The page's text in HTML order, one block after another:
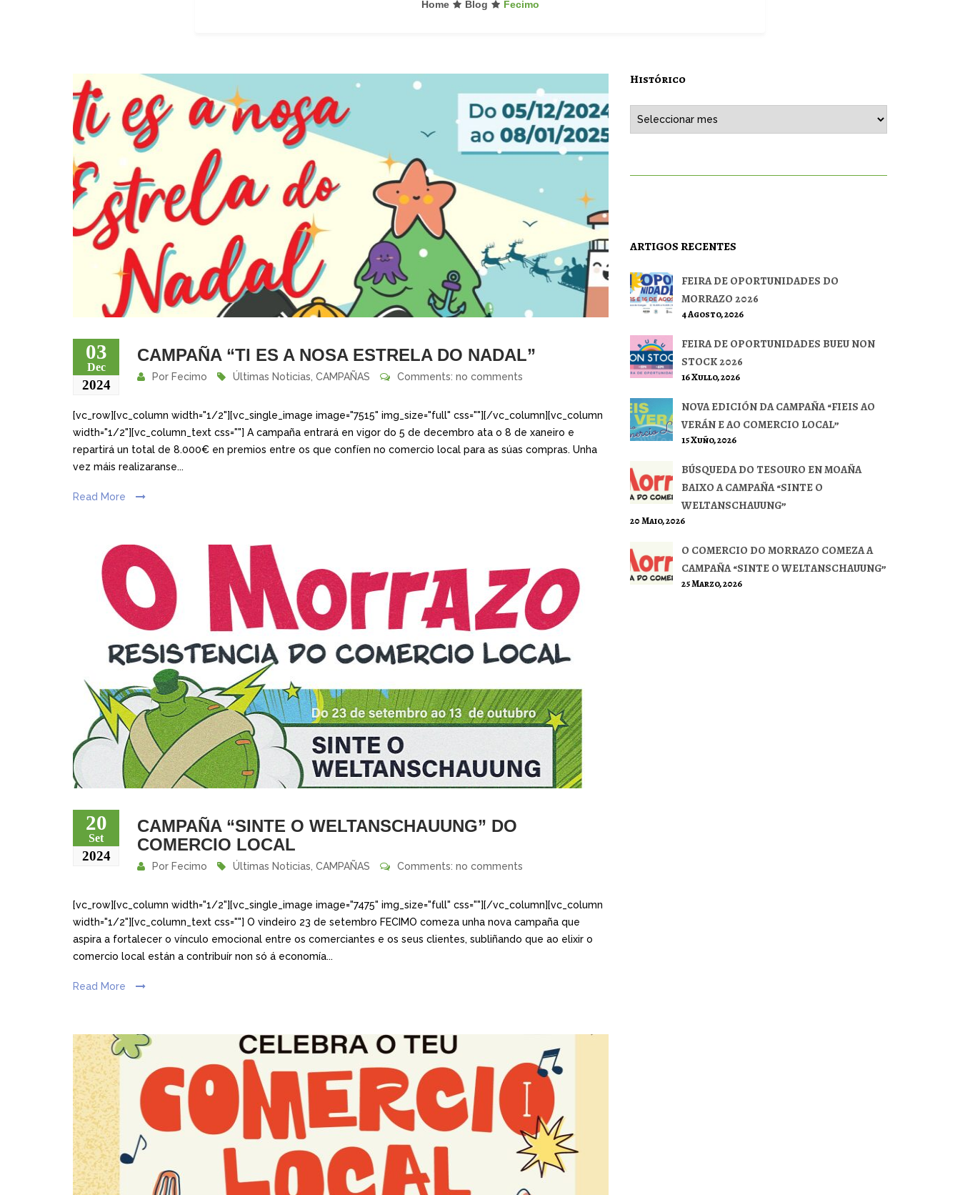
Home Blog Fecimo
03
Dec
2024
CAMPAÑA “TI ES A NOSA ESTRELA DO NADAL”
Por Fecimo Últimas Noticias CAMPAÑAS Comments: no comments
[vc_row][vc_column width="1/2"][vc_single_image image="7515" img_size="full" css=""][/vc_column][vc_column
width="1/2"][vc_column_text css=""] A campaña entrará en vigor do 5 de decembro ata o 8 de xaneiro e
repartirá un total de 8.000€ en premios entre os que confíen no comercio local para as súas compras. Unha
vez máis realizaranse...
Read More
20
Set
2024
CAMPAÑA “SINTE O WELTANSCHAUUNG” DO
COMERCIO LOCAL
Por Fecimo Últimas Noticias CAMPAÑAS Comments: no comments
[vc_row][vc_column width="1/2"][vc_single_image image="7475" img_size="full" css=""][/vc_column][vc_column
width="1/2"][vc_column_text css=""] O vindeiro 23 de setembro FECIMO comeza unha nova campaña que
aspira a fortalecer o vínculo emocional entre os comerciantes e os seus clientes, subliñando que ao elixir o
comercio local están a contribuír non só á economía...
Read More
Histórico
ARTIGOS RECENTES
FEIRA DE OPORTUNIDADES DO
MORRAZO 2026
4 Agosto, 2026
FEIRA DE OPORTUNIDADES BUEU NON
STOCK 2026
16 Xullo, 2026
NOVA EDICIÓN DA CAMPAÑA “FIEIS AO
VERÁN E AO COMERCIO LOCAL”
15 Xuño, 2026
BÚSQUEDA DO TESOURO EN MOAÑA
BAIXO A CAMPAÑA “SINTE O
WELTANSCHAUUNG”
20 Maio, 2026
O COMERCIO DO MORRAZO COMEZA A
CAMPAÑA “SINTE O WELTANSCHAUUNG”
25 Marzo, 2026